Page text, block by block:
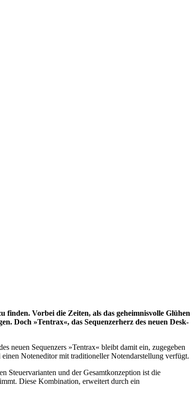
finden. Vorbei die Zeiten, als das geheimnisvolle Glühen
Doch »Tentrax«, das Sequenzerherz des neuen Desk-
neuen Sequenzers »Tentrax« bleibt damit ein, zugegeben
Noteneditor mit traditioneller Notendarstellung verfügt.
Steuervarianten und der Gesamtkonzeption ist die
Diese Kombination, erweitert durch ein